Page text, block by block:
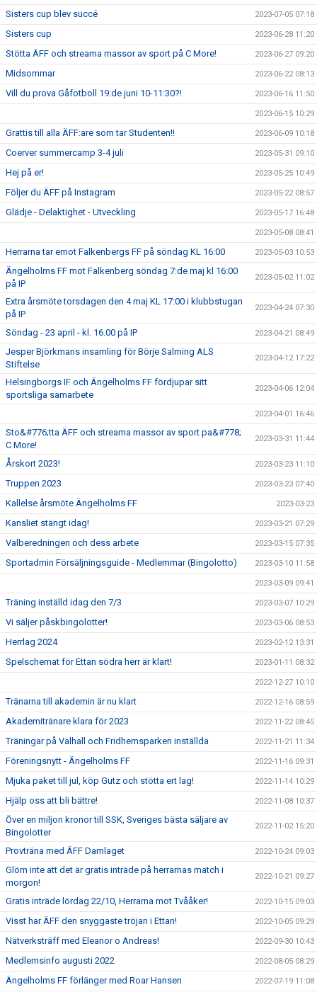
Sisters cup blev succé 2023-07-05 07:18
Sisters cup 2023-06-28 11:20
Stötta ÄFF och streama massor av sport på C More! 2023-06-27 09:20
Midsommar 2023-06-22 08:13
Vill du prova Gåfotboll 19:de juni 10-11:30?! 2023-06-16 11:50
2023-06-15 10:29
Grattis till alla ÄFF:are som tar Studenten!! 2023-06-09 10:18
Coerver summercamp 3-4 juli 2023-05-31 09:10
Hej på er! 2023-05-25 10:49
Följer du ÄFF på Instagram 2023-05-22 08:57
Glädje - Delaktighet - Utveckling 2023-05-17 16:48
2023-05-08 08:41
Herrarna tar emot Falkenbergs FF på söndag KL 16:00 2023-05-03 10:53
Ängelholms FF mot Falkenberg söndag 7:de maj kl 16:00
på IP
2023-05-02 11:02
Extra årsmöte torsdagen den 4 maj KL 17:00 i klubbstugan
på IP
2023-04-24 07:30
Söndag - 23 april - kl. 16.00 på IP 2023-04-21 08:49
Jesper Björkmans insamling för Börje Salming ALS
Stiftelse
2023-04-12 17:22
Helsingborgs IF och Ängelholms FF fördjupar sitt
sportsliga samarbete
2023-04-06 12:04
2023-04-01 16:46
Sto&#776;tta ÄFF och streama massor av sport pa&#778;
C More!
2023-03-31 11:44
Årskort 2023! 2023-03-23 11:10
Truppen 2023 2023-03-23 07:40
Kallelse årsmöte Ängelholms FF 2023-03-23
Kansliet stängt idag! 2023-03-21 07:29
Valberedningen och dess arbete 2023-03-15 07:35
Sportadmin Försäljningsguide - Medlemmar (Bingolotto) 2023-03-10 11:58
2023-03-09 09:41
Träning inställd idag den 7/3 2023-03-07 10:29
Vi säljer påskbingolotter! 2023-03-06 08:53
Herrlag 2024 2023-02-12 13:31
Spelschemat för Ettan södra herr är klart! 2023-01-11 08:32
2022-12-27 10:10
Tränarna till akademin är nu klart 2022-12-16 08:59
Akademitränare klara för 2023 2022-11-22 08:45
Träningar på Valhall och Fridhemsparken inställda 2022-11-21 11:34
Föreningsnytt - Ängelholms FF 2022-11-16 09:31
Mjuka paket till jul, köp Gutz och stötta ert lag! 2022-11-14 10:29
Hjälp oss att bli bättre! 2022-11-08 10:37
Över en miljon kronor till SSK, Sveriges bästa säljare av
Bingolotter
2022-11-02 15:20
Provträna med ÄFF Damlaget 2022-10-24 09:03
Glöm inte att det är gratis inträde på herrarnas match i
morgon!
2022-10-21 09:27
Gratis inträde lördag 22/10, Herrarna mot Tvååker! 2022-10-15 09:03
Visst har ÄFF den snyggaste tröjan i Ettan! 2022-10-05 09:29
Nätverksträff med Eleanor o Andreas! 2022-09-30 10:43
Medlemsinfo augusti 2022 2022-08-05 08:29
Ängelholms FF förlänger med Roar Hansen 2022-07-19 11:08